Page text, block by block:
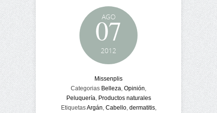
AGO
07
2012
Missenplis
Categorias Belleza, Opinión,
Peluquería, Productos naturales
EtiquetasArgán, Cabello, dermatitis,